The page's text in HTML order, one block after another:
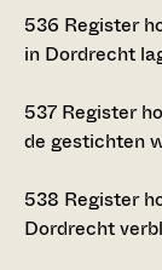
536 Register
in Dordrecht
537 Register
de gestichten
538 Register
Dordrecht